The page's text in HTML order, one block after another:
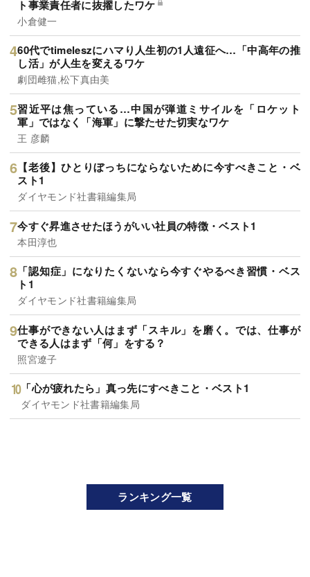
ト事業責任者に抜擢したワケ
小倉健一
60代でtimeleszにハマり人生初の1人遠征へ…「中高年の推
し活」が人生を変えるワケ
劇団雌猫,松下真由美
習近平は焦っている…中国が弾道ミサイルを「ロケット
軍」ではなく「海軍」に撃たせた切実なワケ
王 彦麟
【老後】ひとりぼっちにならないために今すべきこと・ベ
スト1
ダイヤモンド社書籍編集局
今すぐ昇進させたほうがいい社員の特徴・ベスト1
本田淳也
「認知症」になりたくないなら今すぐやるべき習慣・ベス
ト1
ダイヤモンド社書籍編集局
仕事ができない人はまず「スキル」を磨く。では、仕事が
できる人はまず「何」をする？
照宮遼子
「心が疲れたら」真っ先にすべきこと・ベスト1
ダイヤモンド社書籍編集局
ランキング一覧